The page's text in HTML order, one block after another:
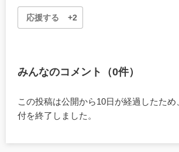
応援する +2
みんなのコメント（0件）
この投稿は公開から10日が経過したた
付を終了しました。